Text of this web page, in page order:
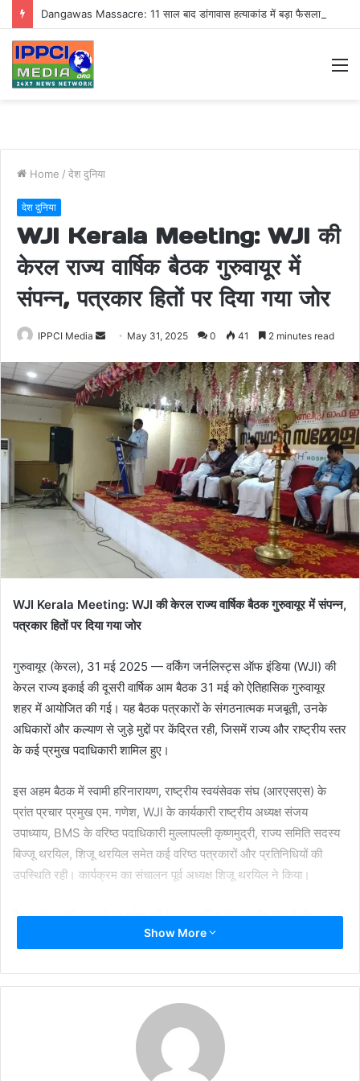
Home / देश दुनिया
देश दुनिया
WJI Kerala Meeting: WJI की
केरल राज्य वार्षिक बैठक गुरुवायूर में
संपन्न, पत्रकार हितों पर दिया गया जोर
IPPCI Media
Send
email
May 31, 2025 0 41 2 minutes read
WJI Kerala Meeting: WJI की केरल राज्य वार्षिक बैठक गुरुवायूर में संपन्न,
पत्रकार हितों पर दिया गया जोर
गुरुवायूर (केरल), 31 मई 2025 — वर्किंग जर्नलिस्ट्स ऑफ इंडिया (WJI) की
केरल राज्य इकाई की दूसरी वार्षिक आम बैठक 31 मई को ऐतिहासिक गुरुवायूर
शहर में आयोजित की गई। यह बैठक पत्रकारों के संगठनात्मक मजबूती, उनके
अधिकारों और कल्याण से जुड़े मुद्दों पर केंद्रित रही, जिसमें राज्य और राष्ट्रीय स्तर
के कई प्रमुख पदाधिकारी शामिल हुए।
इस अहम बैठक में स्वामी हरिनारायण, राष्ट्रीय स्वयंसेवक संघ (आरएसएस) के
प्रांत प्रचार प्रमुख एम. गणेश, WJI के कार्यकारी राष्ट्रीय अध्यक्ष संजय
उपाध्याय, BMS के वरिष्ठ पदाधिकारी मुल्लापल्ली कृष्णमुद्री, राज्य समिति सदस्य
बिज्जू थरयिल, शिजू थरयिल समेत कई वरिष्ठ पत्रकारों और प्रतिनिधियों की
उपस्थिति रही। कार्यक्रम का संचालन पूर्व अध्यक्ष शिजू थरयिल ने किया।
बैठक को संबोधित करते हुए गणेश जी ने पत्रकारिता के राष्ट्रीय हित में योगदान की
आवश्यकता पर बल दिया। उन्होंने कहा कि पत्रकारों की लेखनी देश की दिशा और
चाहिए। उन्होंने देवी अहिल्या बाई होल्कर की 300वीं जयंती की भी चर्चा की और इसे
संजय उपाध्याय ने अपने संबोधन में पत्रकार समुदाय के बीच एकता, सहयोग और
भाईचारे की भावना को मजबूत करने की आवश्यकता बताई। उन्होंने कहा कि
Show More